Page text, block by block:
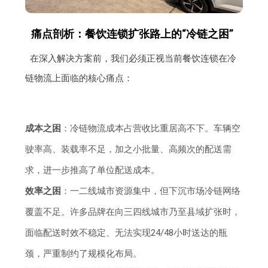
痛点剖析：餐饮连锁扩张路上的“冷链之困”
在深入解决方案前，我们必须正视当前餐饮连锁在冷
链物流上面临的核心痛点：
成本之困 ：冷链物流成本占营收比重居高不下。车辆空
驶率高、装载率不足，加之小批量、高频次的配送需
求，进一步推高了单位配送成本。
效率之困 ：一二线城市资源集中，但下沉市场冷链网络
覆盖不足。许多品牌在向三四线城市乃至县域扩张时，
面临配送时效不稳定、无法实现24/48小时送达的瓶
颈，严重制约了规模化布局。